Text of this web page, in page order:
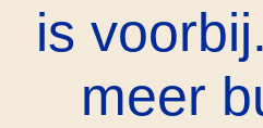
is
meer